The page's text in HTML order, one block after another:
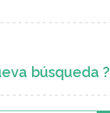
búsqueda ?